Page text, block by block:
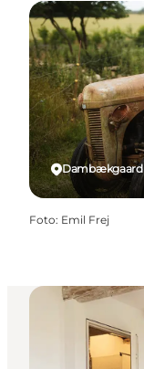
Dambækgaard
Foto: Emil Frej